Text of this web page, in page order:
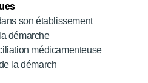
son établissement
démarche
médicamenteuse
la démarch